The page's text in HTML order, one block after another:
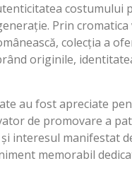
costumului
Prin
colecția a
originile,
au fost apreciate
de promovare a
interesul manifestat
memorabil